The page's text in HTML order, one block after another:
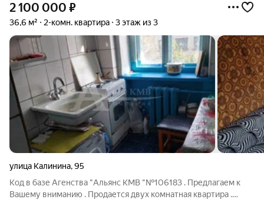
2 100 000 ₽
36,6 м² 2-комн. квартира 3 этаж из 3
улица Калинина,95
Код в базе Агенства "Альянс КМВ "№106183 . Предлагаем к
Вашему вниманию . Продается двух комнатная квартира .